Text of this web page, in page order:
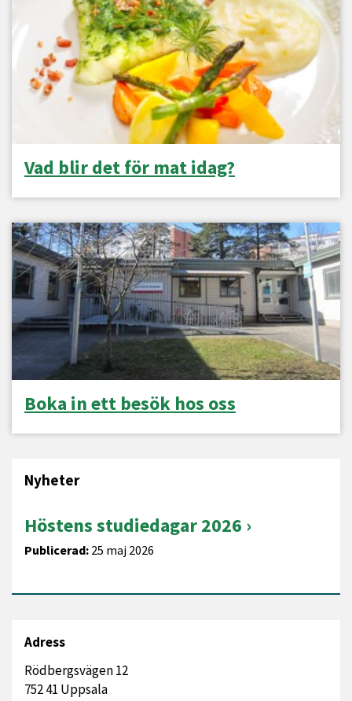
Vad blir det för mat idag?
Boka in ett besök hos oss
Nyheter
Höstens studiedagar 2026
Publicerad: 25 maj 2026
Adress
Rödbergsvägen 12
752 41 Uppsala